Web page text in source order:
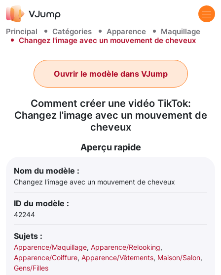
Principal Catégories Apparence
Maquillage
Changez l'image avec un mouvement de cheveux
Comment créer une vidéo TikTok:
Changez l'image avec un mouvement de
cheveux
Ouvrir le modèle dans VJump
Aperçu rapide
Nom du modèle :
Changez l'image avec un mouvement de cheveux
ID du modèle :
42244
Sujets :
Apparence/Maquillage, Apparence/Relooking,
Apparence/Coiffure, Apparence/Vêtements, Maison/Salon,
Gens/Filles